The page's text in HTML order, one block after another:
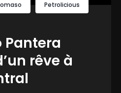
Petrolicious
Pantera
rêve à